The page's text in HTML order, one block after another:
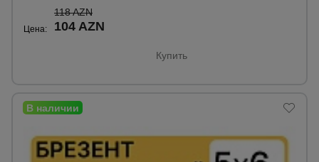
Цена:
118 AZN
104 AZN
Купить